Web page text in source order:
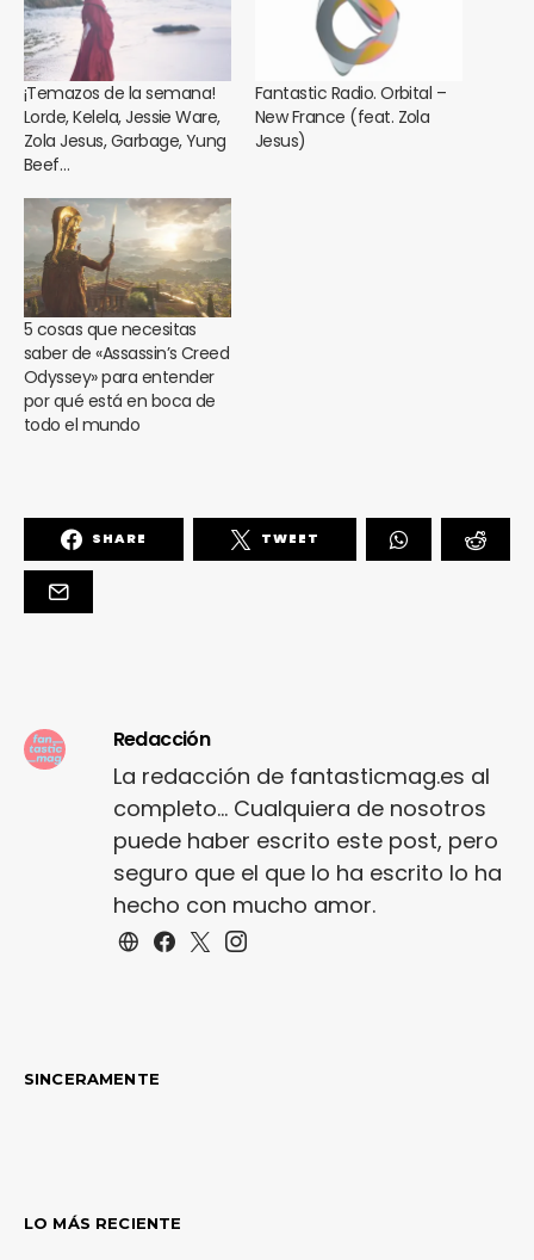
¡Temazos de la semana!
Lorde, Kelela, Jessie Ware,
Zola Jesus, Garbage, Yung
Beef…
Fantastic Radio. Orbital –
New France (feat. Zola
Jesus)
5 cosas que necesitas
saber de «Assassin’s Creed
Odyssey» para entender
por qué está en boca de
todo el mundo
SHARE TWEET
Redacción
La redacción de fantasticmag.es al
completo... Cualquiera de nosotros
puede haber escrito este post, pero
seguro que el que lo ha escrito lo ha
hecho con mucho amor.
SINCERAMENTE
LO MÁS RECIENTE